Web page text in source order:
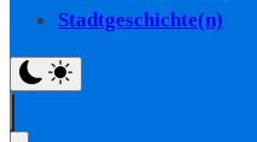
Stadtgeschichte(n)